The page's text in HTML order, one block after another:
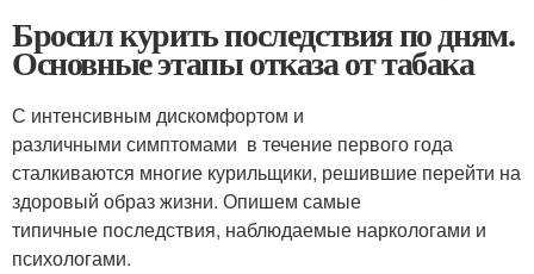
Бросил курить последствия по дням.
Основные этапы отказа от табака
С интенсивным дискомфортом и
различными симптомами в течение первого года
сталкиваются многие курильщики, решившие перейти на
здоровый образ жизни. Опишем самые
типичные последствия, наблюдаемые наркологами и
психологами.